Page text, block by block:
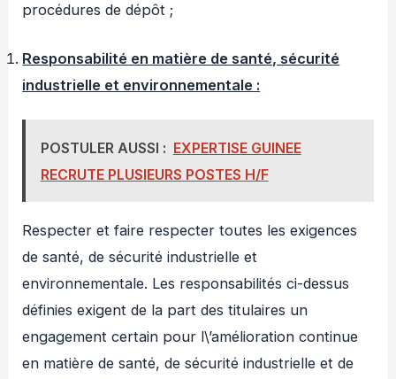
procédures de dépôt ;
Responsabilité en matière de santé, sécurité
industrielle et environnementale :
POSTULER AUSSI : EXPERTISE GUINEE
RECRUTE PLUSIEURS POSTES H/F
Respecter et faire respecter toutes les exigences
de santé, de sécurité industrielle et
environnementale. Les responsabilités ci-dessus
définies exigent de la part des titulaires un
engagement certain pour l\’amélioration continue
en matière de santé, de sécurité industrielle et de